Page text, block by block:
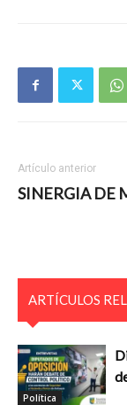
Artículo anterior
SINERGIA DE
ARTÍCULOS
Política